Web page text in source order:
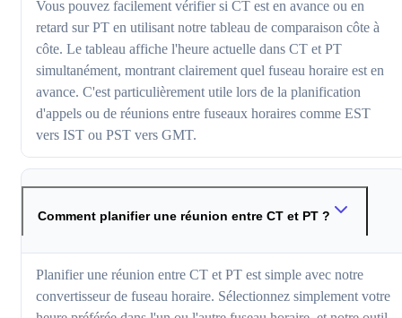
Vous pouvez facilement vérifier si CT est en avance ou en
retard sur PT en utilisant notre tableau de comparaison côte à
côte. Le tableau affiche l'heure actuelle dans CT et PT
simultanément, montrant clairement quel fuseau horaire est en
avance. C'est particulièrement utile lors de la planification
d'appels ou de réunions entre fuseaux horaires comme EST
vers IST ou PST vers GMT.
Comment planifier une réunion entre CT et PT ?
Planifier une réunion entre CT et PT est simple avec notre
convertisseur de fuseau horaire. Sélectionnez simplement votre